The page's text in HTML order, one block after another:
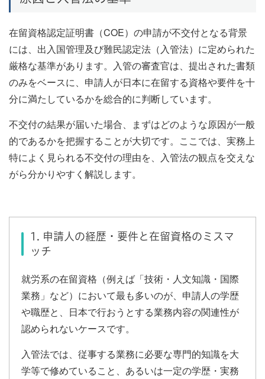
在留資格認定証明書（COE）の申請が不交付となる背景
には、出入国管理及び難民認定法（入管法）に定められた
厳格な基準があります。入管の審査官は、提出された書類
のみをベースに、申請人が日本に在留する資格や要件を十
分に満たしているかを総合的に判断しています。
不交付の結果が届いた場合、まずはどのような原因が一般
的であるかを把握することが大切です。ここでは、実務上
特によく見られる不交付の理由を、入管法の観点を交えな
がら分かりやすく解説します。
1. 申請人の経歴・要件と在留資格のミスマ
ッチ
就労系の在留資格（例えば「技術・人文知識・国際
業務」など）において最も多いのが、申請人の学歴
や職歴と、日本で行おうとする業務内容の関連性が
認められないケースです。
入管法では、従事する業務に必要な専門的知識を大
学等で修めていること、あるいは一定の学歴・実務